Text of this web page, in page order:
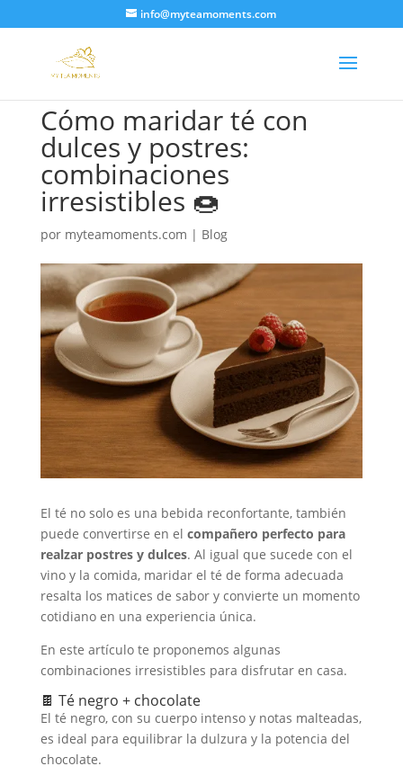
info@myteamoments.com
Cómo maridar té con
dulces y postres:
combinaciones
irresistibles 🍩
por myteamoments.com | Blog
El té no solo es una bebida reconfortante, también
puede convertirse en el compañero perfecto para
realzar postres y dulces. Al igual que sucede con el
vino y la comida, maridar el té de forma adecuada
resalta los matices de sabor y convierte un momento
cotidiano en una experiencia única.
En este artículo te proponemos algunas
combinaciones irresistibles para disfrutar en casa.
🍫 Té negro + chocolate
El té negro, con su cuerpo intenso y notas malteadas,
es ideal para equilibrar la dulzura y la potencia del
chocolate.